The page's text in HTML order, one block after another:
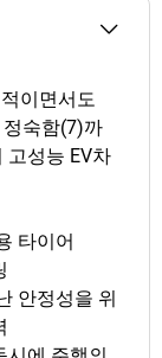
이면서도
숙함(7)까
고성능 EV차
타이어
안정성을 위